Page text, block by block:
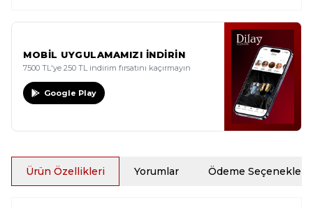
MOBİL UYGULAMAMIZI İNDİRİN
7500 TL'ye 250 TL indirim fırsatını kaçırmayın
Google Play
Ürün Özellikleri Yorumlar Ödeme Seçenekleri